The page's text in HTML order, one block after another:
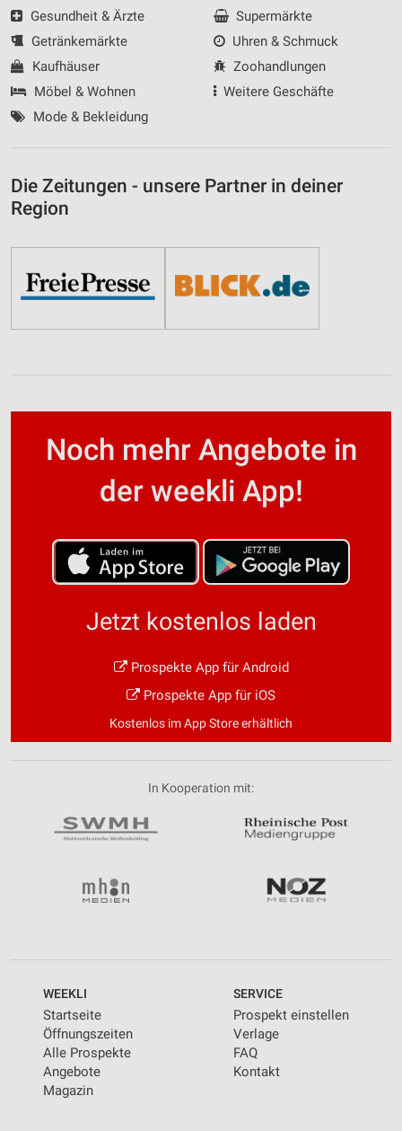
Gesundheit & Ärzte
Getränkemärkte
Kaufhäuser
Möbel & Wohnen
Mode & Bekleidung
Supermärkte
Uhren & Schmuck
Zoohandlungen
Weitere Geschäfte
Die Zeitungen - unsere Partner in deiner
Region
Noch mehr Angebote in
der weekli App!
Jetzt kostenlos laden
Prospekte App für Android
Prospekte App für iOS
Kostenlos im App Store erhältlich
In Kooperation mit:
WEEKLI
Startseite
Öffnungszeiten
Alle Prospekte
Angebote
Magazin
SERVICE
Prospekt einstellen
Verlage
FAQ
Kontakt